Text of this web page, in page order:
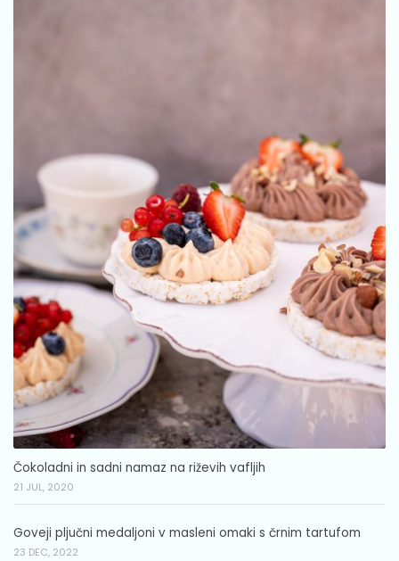
Čokoladni in sadni namaz na riževih vafljih
21 JUL, 2020
Goveji pljučni medaljoni v masleni omaki s črnim tartufom
23 DEC, 2022